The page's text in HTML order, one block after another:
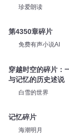
珍爱朗读
第4350章碎片
免费有声小说AI
穿越时空的碎片：
与记忆的历史述说
白雪的世界
记忆碎片
海潮明月